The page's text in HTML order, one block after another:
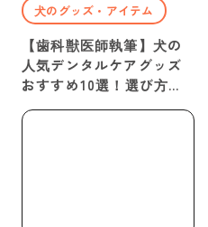
犬のグッズ・アイテム
【歯科獣医師執筆】犬の
人気デンタルケアグッズ
おすすめ10選！選び方や